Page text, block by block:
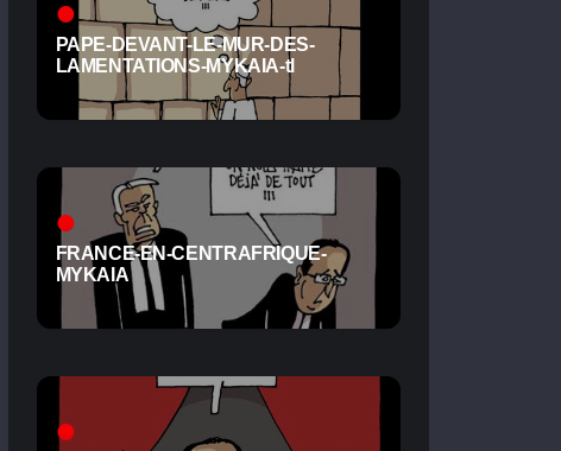
PAPE-DEVANT-LE-MUR-DES-
LAMENTATIONS-MYKAIA-tl
FRANCE-EN-CENTRAFRIQUE-
MYKAIA